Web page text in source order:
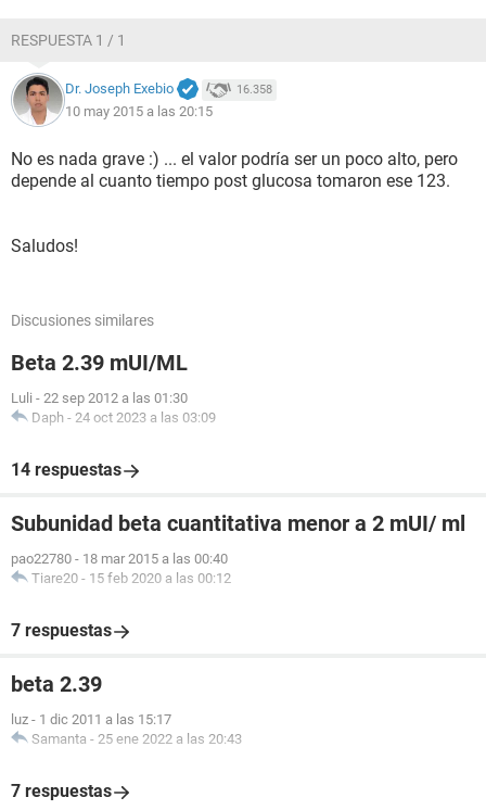
RESPUESTA 1 / 1
Dr. Joseph Exebio 16.358
10 may 2015 a las 20:15
No es nada grave :) ... el valor podría ser un poco alto, pero
depende al cuanto tiempo post glucosa tomaron ese 123.
Saludos!
Discusiones similares
Beta 2.39 mUI/ML
Luli - 22 sep 2012 a las 01:30
Daph - 24 oct 2023 a las 03:09
14 respuestas
Subunidad beta cuantitativa menor a 2 mUI/ ml
pao22780 - 18 mar 2015 a las 00:40
Tiare20 - 15 feb 2020 a las 00:12
7 respuestas
beta 2.39
luz - 1 dic 2011 a las 15:17
Samanta - 25 ene 2022 a las 20:43
7 respuestas